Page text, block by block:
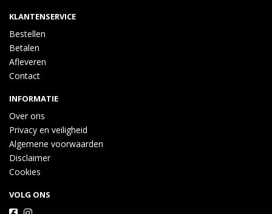
KLANTENSERVICE
Bestellen
Betalen
Afleveren
Contact
INFORMATIE
Over ons
Privacy en veiligheid
Algemene voorwaarden
Disclaimer
Cookies
VOLG ONS